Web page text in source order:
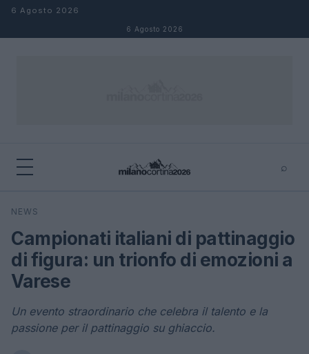
Salta al contenuto
6 Agosto 2026
6 Agosto 2026
⌕
Cerca
NEWS
Campionati italiani di pattinaggio
di figura: un trionfo di emozioni a
Varese
Un evento straordinario che celebra il talento e la
passione per il pattinaggio su ghiaccio.